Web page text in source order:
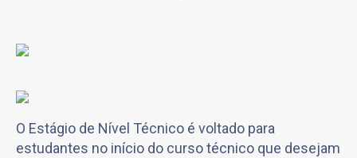
O Estágio de Nível Técnico é voltado para
estudantes no início do curso técnico que desejam